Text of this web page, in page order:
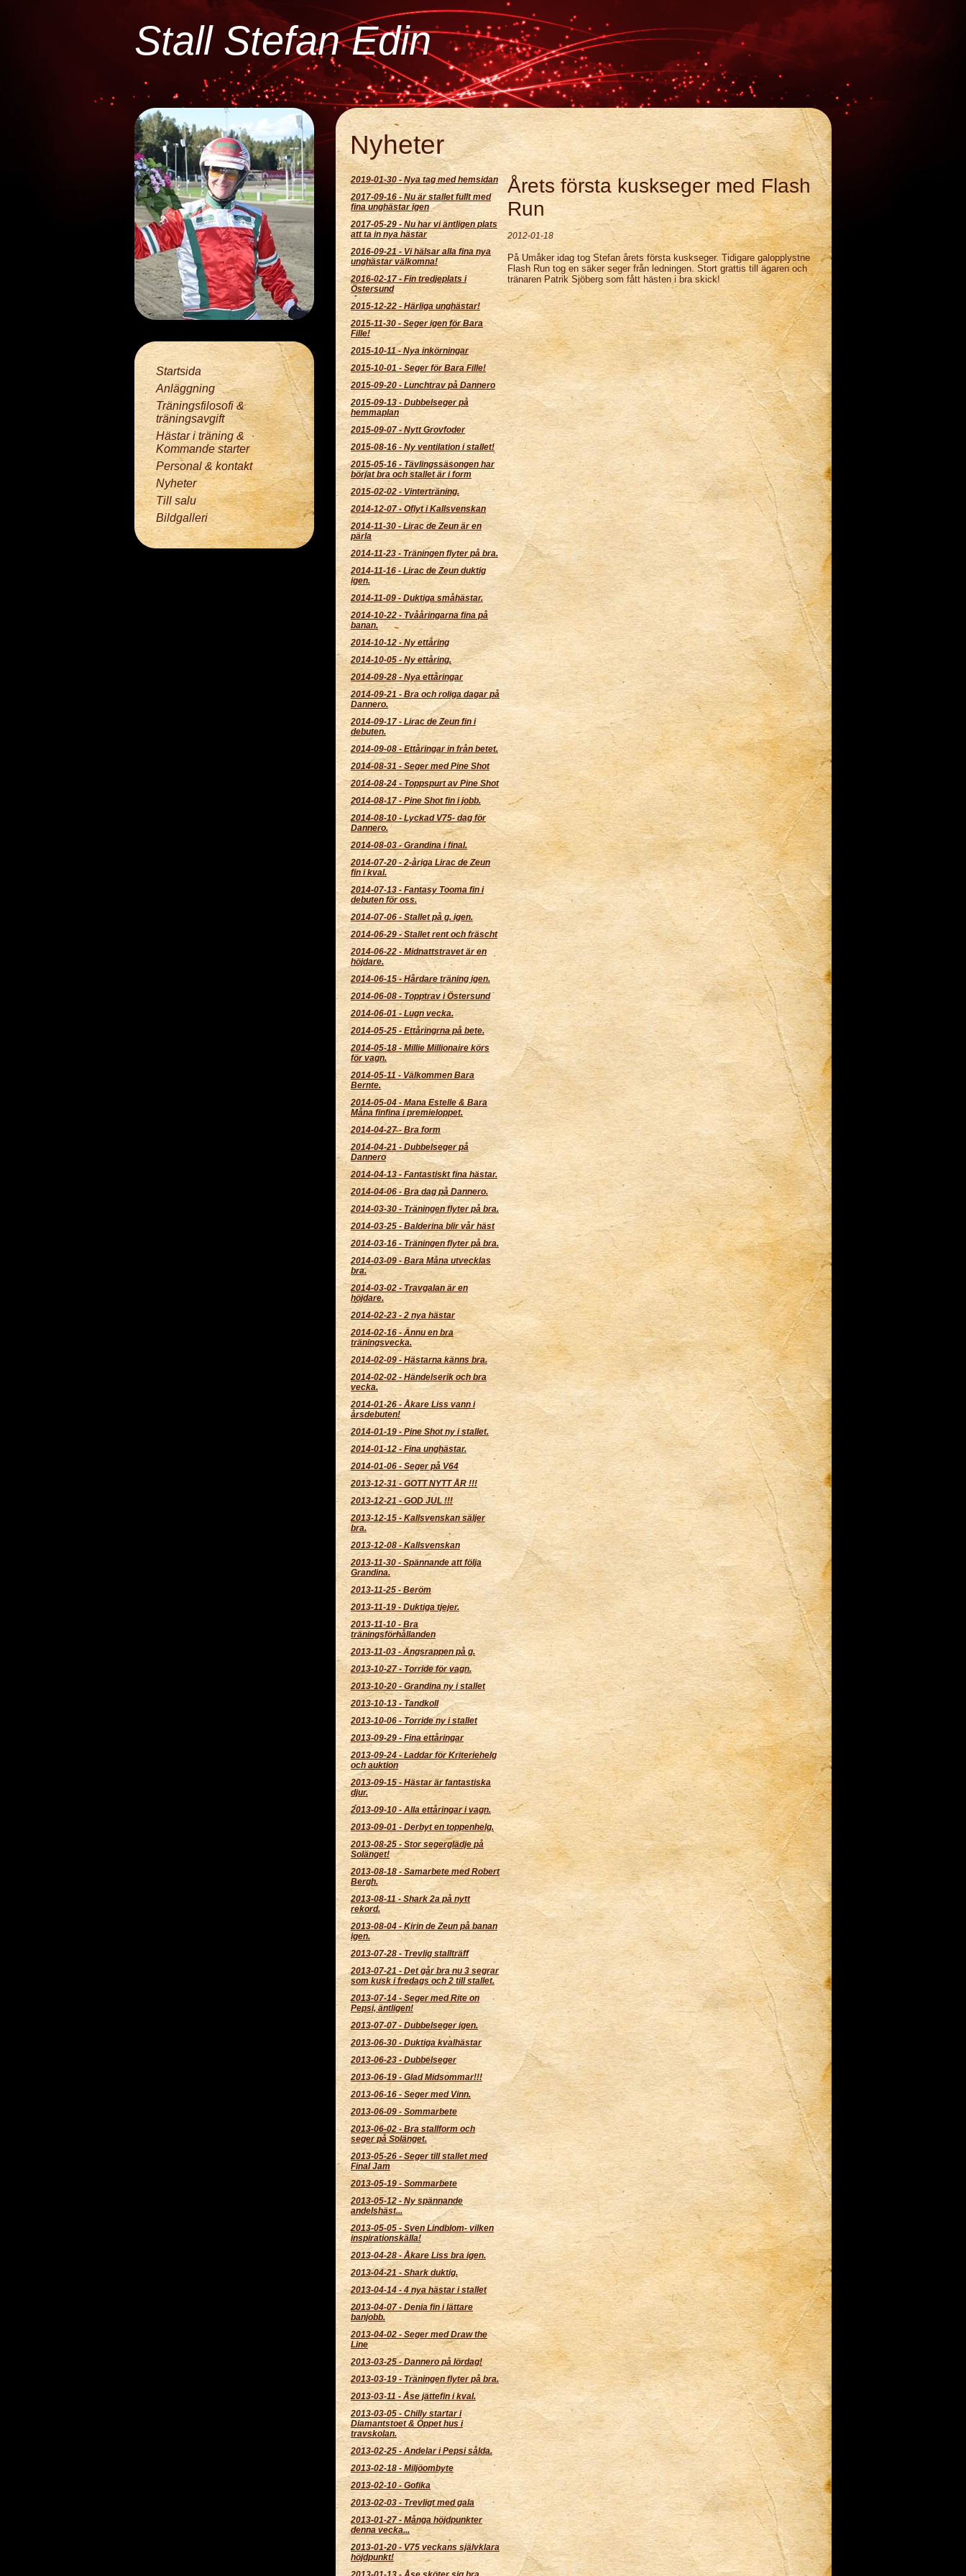
Stall Stefan Edin
Startsida
Anläggning
Träningsfilosofi &
träningsavgift
Hästar i träning &
Kommande starter
Personal & kontakt
Nyheter
Till salu
Bildgalleri
Nyheter
2019-01-30- Nya tag med hemsidan
2017-09-16 -Nu är stallet fullt med
fina unghästar igen
2017-05-29 - Nu har vi äntligen plats
att ta in nya hästar
2016-09-21 - Vi hälsar alla fina nya
unghästar välkomna!
2016-02-17- Fin tredjeplats i
Östersund
2015-12-22 - Härliga unghästar!
2015-11-30- Seger igen för Bara
Fille!
2015-10-11-Nya inkörningar
2015-10-01 - Seger för Bara Fille!
2015-09-20 - Lunchtrav på Dannero
2015-09-13 -Dubbelseger på
hemmaplan
2015-09-07-Nytt Grovfoder
2015-08-16 - Ny ventilation i stallet!
2015-05-16 - Tävlingssäsongen har
börjat bra och stallet är i form
2015-02-02 - Vinterträning.
2014-12-07- Oflyt i Kallsvenskan
2014-11-30 -Lirac de Zeun är en
pärla
2014-11-23 -Träningen flyter på bra.
2014-11-16 - Lirac de Zeun duktig
igen.
2014-11-09 -Duktiga småhästar.
2014-10-22- Tvååringarna fina på
banan.
2014-10-12 - Ny ettåring
2014-10-05-Ny ettåring.
2014-09-28 - Nya ettåringar
2014-09-21 -Bra och roliga dagar på
Dannero.
2014-09-17 -Lirac de Zeun fin i
debuten.
2014-09-08-Ettåringar in från betet.
2014-08-31 - Seger med Pine Shot
2014-08-24- Toppspurt av Pine Shot
2014-08-17 - Pine Shot fin i jobb.
2014-08-10 -Lyckad V75- dag för
Dannero.
2014-08-03-Grandina i final.
2014-07-20-2-åriga Lirac de Zeun
fin i kval.
2014-07-13 - Fantasy Tooma fin i
debuten för oss.
2014-07-06 - Stallet på g. igen.
2014-06-29-Stallet rent och fräscht
2014-06-22 - Midnattstravet är en
höjdare.
2014-06-15- Hårdare träning igen.
2014-06-08 - Topptrav i Östersund
2014-06-01- Lugn vecka.
2014-05-25 -Ettåringrna på bete.
2014-05-18-Millie Millionaire körs
för vagn.
2014-05-11 - Välkommen Bara
Bernte.
2014-05-04 -Mana Estelle & Bara
Måna finfina i premieloppet.
2014-04-27-Bra form
2014-04-21 - Dubbelseger på
Dannero
2014-04-13- Fantastiskt fina hästar.
2014-04-06- Bra dag på Dannero.
2014-03-30- Träningen flyter på bra.
2014-03-25 -Balderina blir vår häst
2014-03-16- Träningen flyter på bra.
2014-03-09 - Bara Måna utvecklas
bra.
2014-03-02 - Travgalan är en
höjdare.
2014-02-23 - 2 nya hästar
2014-02-16 - Ännu en bra
träningsvecka.
2014-02-09-Hästarna känns bra.
2014-02-02 - Händelserik och bra
vecka.
2014-01-26 -Åkare Liss vann i
årsdebuten!
2014-01-19 - Pine Shot ny i stallet.
2014-01-12 - Fina unghästar.
2014-01-06 - Seger på V64
2013-12-31- GOTT NYTT ÅR !!!
2013-12-21 - GOD JUL !!!
2013-12-15- Kallsvenskan säljer
bra.
2013-12-08 -Kallsvenskan
2013-11-30 -Spännande att följa
Grandina.
2013-11-25 -Beröm
2013-11-19 -Duktiga tjejer.
2013-11-10 - Bra
träningsförhållanden
2013-11-03 -Ängsrappen på g.
2013-10-27-Torride för vagn.
2013-10-20- Grandina ny i stallet
2013-10-13 -Tandkoll
2013-10-06- Torride ny i stallet
2013-09-29 -Fina ettåringar
2013-09-24-Laddar för Kriteriehelg
och auktion
2013-09-15- Hästar är fantastiska
djur.
2013-09-10 -Alla ettåringar i vagn.
2013-09-01 -Derbyt en toppenhelg.
2013-08-25 - Stor segerglädje på
Solänget!
2013-08-18- Samarbete med Robert
Bergh.
2013-08-11- Shark 2a på nytt
rekord.
2013-08-04- Kirin de Zeun på banan
igen.
2013-07-28 - Trevlig stallträff
2013-07-21 - Det går bra nu 3 segrar
som kusk i fredags och 2 till stallet.
2013-07-14 -Seger med Rite on
Pepsi, äntligen!
2013-07-07 - Dubbelseger igen.
2013-06-30- Duktiga kvalhästar
2013-06-23 -Dubbelseger
2013-06-19 - Glad Midsommar!!!
2013-06-16 -Seger med Vinn.
2013-06-09-Sommarbete
2013-06-02 - Bra stallform och
seger på Solänget.
2013-05-26 -Seger till stallet med
Final Jam
2013-05-19 - Sommarbete
2013-05-12- Ny spännande
andelshäst...
2013-05-05- Sven Lindblom- vilken
inspirationskälla!
2013-04-28- Åkare Liss bra igen.
2013-04-21 - Shark duktig.
2013-04-14 -4 nya hästar i stallet
2013-04-07- Denia fin i lättare
banjobb.
2013-04-02 - Seger med Draw the
Line
2013-03-25-Dannero på lördag!
2013-03-19- Träningen flyter på bra.
2013-03-11 - Åse jättefin i kval.
2013-03-05 - Chilly startar i
Diamantstoet & Öppet hus i
travskolan.
2013-02-25 -Andelar i Pepsi sålda.
2013-02-18 - Miljöombyte
2013-02-10- Gofika
2013-02-03 -Trevligt med gala
2013-01-27- Många höjdpunkter
denna vecka...
2013-01-20- V75 veckans självklara
höjdpunkt!
Årets första kuskseger med Flash
Run
2012-01-18
På Umåker idag tog Stefan årets första kuskseger. Tidigare galopplystne
Flash Run tog en säker seger från ledningen. Stort grattis till ägaren och
tränaren Patrik Sjöberg som fått hästen i bra skick!